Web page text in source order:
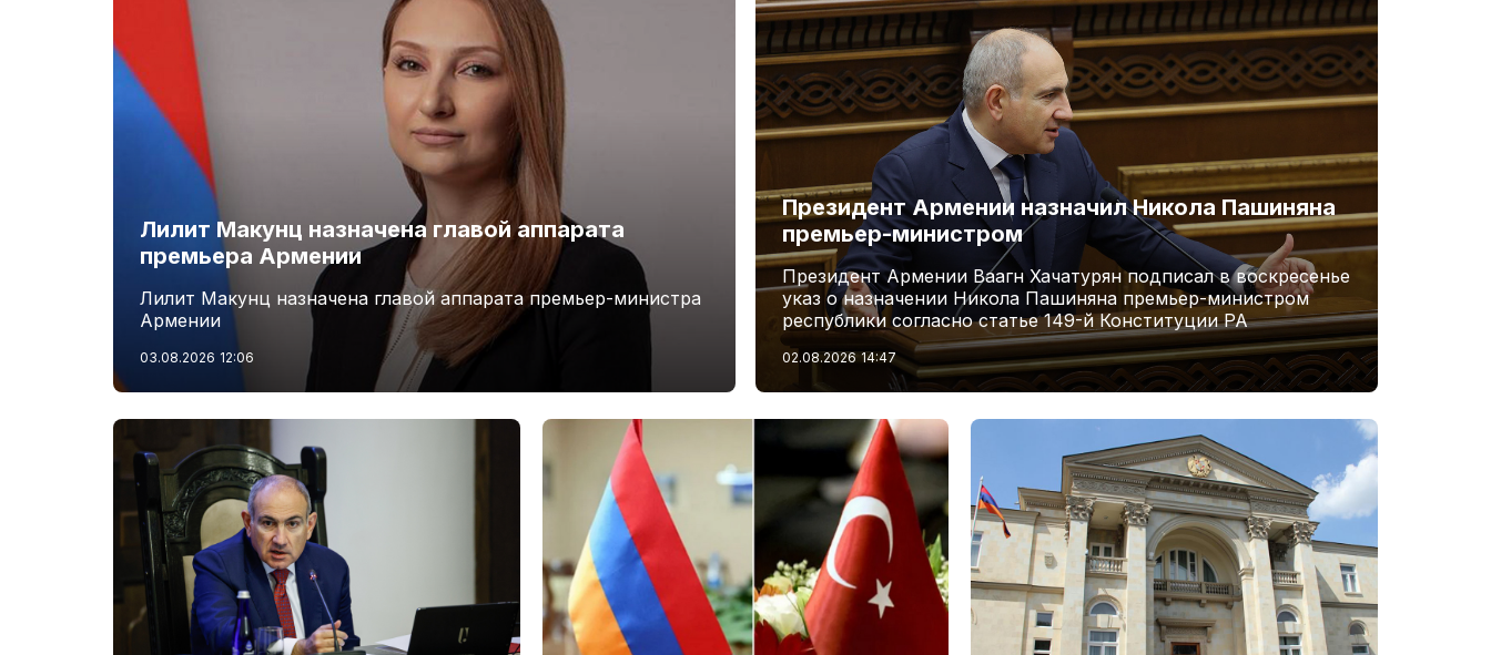
Лилит Макунц назначена главой аппарата
премьера Армении
Лилит Макунц назначена главой аппарата премьер-министра
Армении
03.08.2026 12:06
Президент Армении назначил Никола Пашиняна
премьер-министром
Президент Армении Ваагн Хачатурян подписал в воскресенье
указ о назначении Никола Пашиняна премьер-министром
республики согласно статье 149-й Конституции РА
02.08.2026 14:47